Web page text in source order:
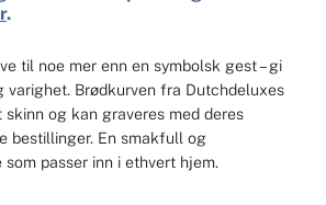
.
til noe mer enn en symbolsk gest – gi
varighet. Brødkurven fra Dutchdeluxes
og kan graveres med deres
bestillinger. En smakfull og
passer inn i ethvert hjem.